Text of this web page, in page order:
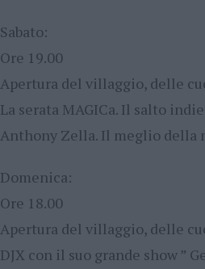
Sabato:
Ore 19.00
Apertura del villaggio, delle
La serata MAGICa. Il salto
Anthony Zella. Il meglio della
Domenica:
Ore 18.00
Apertura del villaggio, delle
DJX con il suo grande show ”